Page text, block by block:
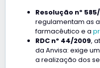
Resolução nº
regulamentam as
farmacêutico e a
RDC nº 44/2009,
da Anvisa: exige
a realização dos